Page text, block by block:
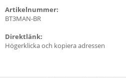
Artikelnummer:
BT3MAN-BR
Direktlänk:
Högerklicka och kopiera adressen